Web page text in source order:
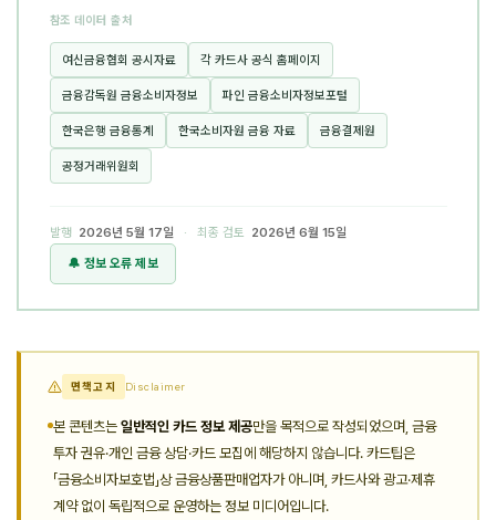
참조 데이터 출처
여신금융협회 공시자료 각 카드사 공식 홈페이지
금융감독원 금융소비자정보 파인 금융소비자정보포털
한국은행 금융통계 한국소비자원 금융 자료 금융결제원
공정거래위원회
발행 2026년 5월 17일 · 최종 검토 2026년 6월 15일
🔔 정보 오류 제보
면책고지 Disclaimer
본 콘텐츠는 일반적인 카드 정보 제공만을 목적으로 작성되었으며, 금융
투자 권유·개인 금융 상담·카드 모집에 해당하지 않습니다. 카드팁은
「금융소비자보호법」상 금융상품판매업자가 아니며, 카드사와 광고·제휴
계약 없이 독립적으로 운영하는 정보 미디어입니다.